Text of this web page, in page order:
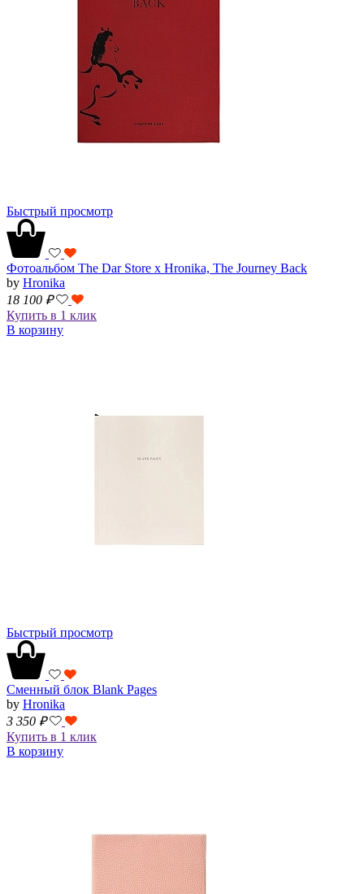
Быстрый просмотр
Фотоальбом The Dar Store x Hronika, The Journey Back
by Hronika
18 100 ₽
Купить в 1 клик
В корзину
Быстрый просмотр
Сменный блок Blank Pages
by Hronika
3 350 ₽
Купить в 1 клик
В корзину